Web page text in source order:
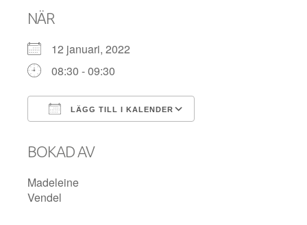
NÄR
12 januari, 2022
08:30 - 09:30
LÄGG TILL I KALENDER
BOKAD AV
Madeleine
Vendel